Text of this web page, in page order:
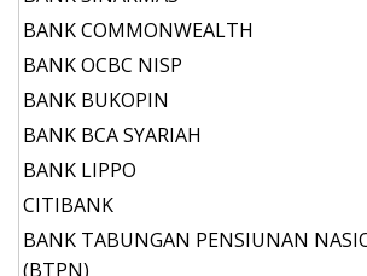
BANK COMMONWEALTH
BANK OCBC NISP
BANK BUKOPIN
BANK BCA SYARIAH
BANK LIPPO
CITIBANK
BANK TABUNGAN PENSIUNAN
(BTPN)